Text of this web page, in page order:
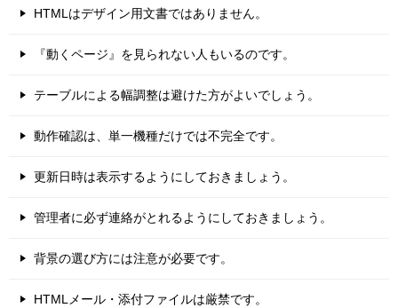
HTMLはデザイン用文書ではありません。
『動くページ』を見られない人もいるのです。
テーブルによる幅調整は避けた方がよいでしょう。
動作確認は、単一機種だけでは不完全です。
更新日時は表示するようにしておきましょう。
管理者に必ず連絡がとれるようにしておきましょう。
背景の選び方には注意が必要です。
HTMLメール・添付ファイルは厳禁です。